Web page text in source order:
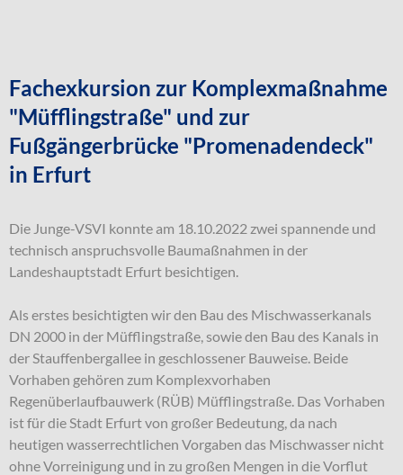
Fachexkursion zur Komplexmaßnahme
"Müfflingstraße" und zur
Fußgängerbrücke "Promenadendeck"
in Erfurt
Die Junge-VSVI konnte am 18.10.2022 zwei spannende und
technisch anspruchsvolle Baumaßnahmen in der
Landeshauptstadt Erfurt besichtigen.
Als erstes besichtigten wir den Bau des Mischwasserkanals
DN 2000 in der Müfflingstraße, sowie den Bau des Kanals in
der Stauffenbergallee in geschlossener Bauweise. Beide
Vorhaben gehören zum Komplexvorhaben
Regenüberlaufbauwerk (RÜB) Müfflingstraße. Das Vorhaben
ist für die Stadt Erfurt von großer Bedeutung, da nach
heutigen wasserrechtlichen Vorgaben das Mischwasser nicht
ohne Vorreinigung und in zu großen Mengen in die Vorflut